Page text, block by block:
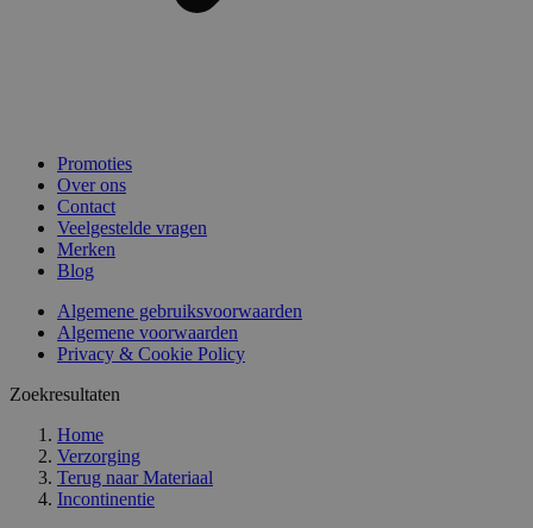
Promoties
Over ons
Contact
Veelgestelde vragen
Merken
Blog
Algemene gebruiksvoorwaarden
Algemene voorwaarden
Privacy & Cookie Policy
Zoekresultaten
Home
Verzorging
Terug naar Materiaal
Incontinentie